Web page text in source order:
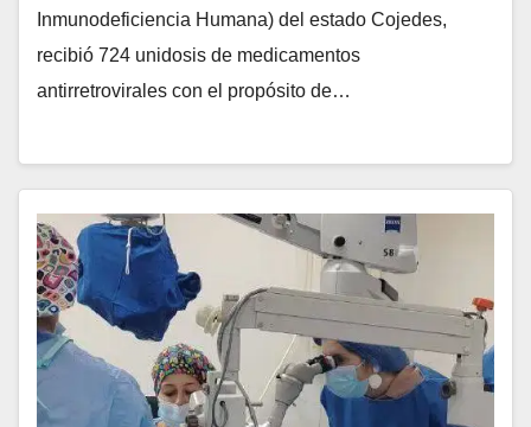
Inmunodeficiencia Humana) del estado Cojedes,
recibió 724 unidosis de medicamentos
antirretrovirales con el propósito de…